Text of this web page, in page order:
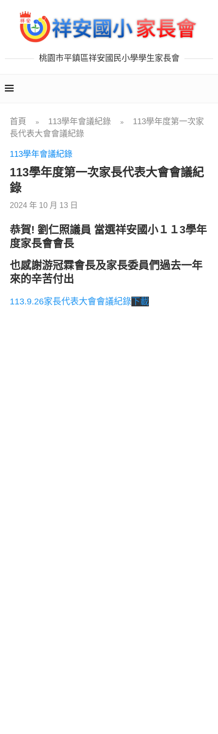
桃園市平鎮區祥安國民小學學生家長會
首頁 » 113學年會議紀錄 »
113學年度第一次家
長代表大會會議紀錄
113學年會議紀錄
113學年度第一次家長代表大會會議紀
錄
2024 年 10 月 13 日
恭賀! 劉仁照議員 當選祥安國小１１3學年
度家長會會長
也感謝游冠霖會長及家長委員們過去一年
來的辛苦付出
113.9.26家長代表大會會議紀錄 下載